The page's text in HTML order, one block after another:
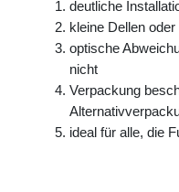
deutliche
kleine Dellen
optische
nicht
Verpackung
ideal für alle, die